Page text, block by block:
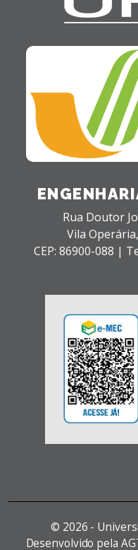
Rua Doutor
Vila Operária,
CEP: 86900-088 |
© 2026 -
Desenvolvido pela